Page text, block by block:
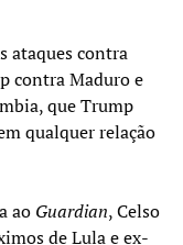
ataques contra
contra Maduro e
que Trump
qualquer relação
ao Guardian, Celso
de Lula e ex-